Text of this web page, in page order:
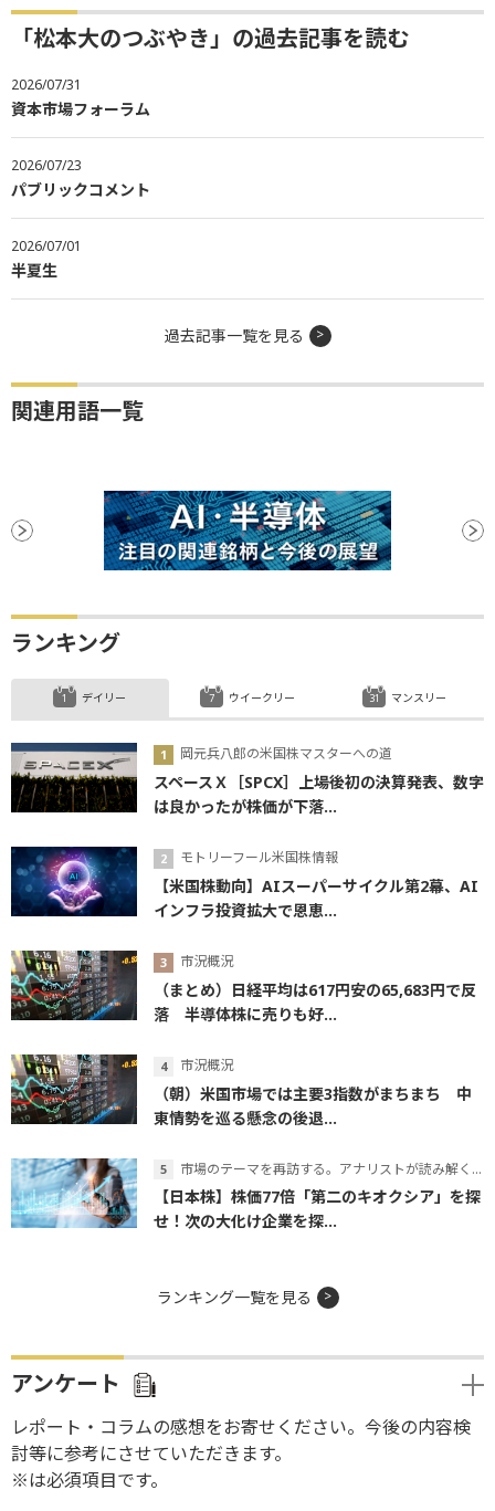
「松本大のつぶやき」の過去記事を読む
2026/07/31
資本市場フォーラム
2026/07/23
パブリックコメント
2026/07/01
半夏生
過去記事一覧を見る
関連用語一覧
ランキング
デイリー
岡元兵八郎の米国株マスターへの道
スペースＸ［SPCX］上場後初の決算発表、数字
は良かったが株価が下落...
モトリーフール米国株情報
【米国株動向】AIスーパーサイクル第2幕、AI
インフラ投資拡大で恩恵...
市況概況
（まとめ）日経平均は617円安の65,683円で反
落 半導体株に売りも好...
市況概況
（朝）米国市場では主要3指数がまちまち 中
東情勢を巡る懸念の後退...
市場のテーマを再訪する。アナリストが読み解くテーマの本質
【日本株】株価77倍「第二のキオクシア」を探
せ！次の大化け企業を探...
ウイークリー マンスリー
ランキング一覧を見る
アンケート
レポート・コラムの感想をお寄せください。今後の内容検
討等に参考にさせていただきます。
※は必須項目です。